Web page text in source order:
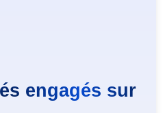
engagés sur